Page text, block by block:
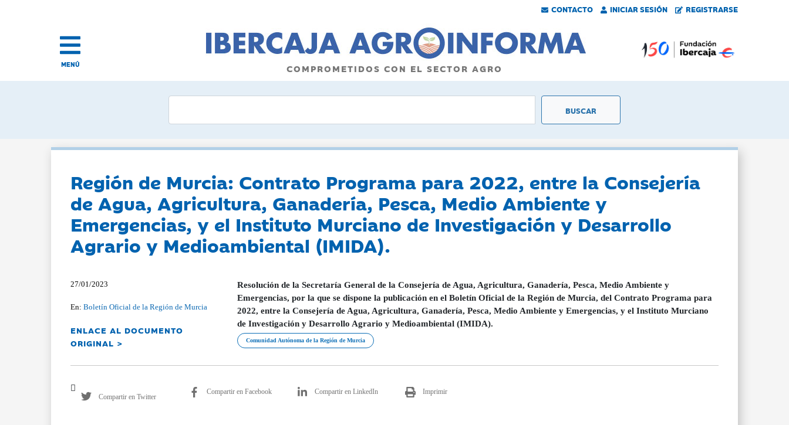
CONTACTO INICIAR SESIÓN REGISTRARSE
MENÚ COMPROMETIDOS CON EL SECTOR AGRO
Región de Murcia: Contrato Programa para 2022, entre la Consejería
de Agua, Agricultura, Ganadería, Pesca, Medio Ambiente y
Emergencias, y el Instituto Murciano de Investigación y Desarrollo
Agrario y Medioambiental (IMIDA).
27/01/2023
En:Boletín Oficial de la Región de Murcia
ENLACE AL DOCUMENTO
ORIGINAL >
Resolución de la Secretaría General de la Consejería de Agua, Agricultura, Ganadería, Pesca, Medio Ambiente y
Emergencias, por la que se dispone la publicación en el Boletín Oficial de la Región de Murcia, del Contrato Programa para
2022, entre la Consejería de Agua, Agricultura, Ganadería, Pesca, Medio Ambiente y Emergencias, y el Instituto Murciano
de Investigación y Desarrollo Agrario y Medioambiental (IMIDA).
Comunidad Autónoma de la Región de Murcia
Compartir en Twitter
Compartir en Facebook Compartir en LinkedIn Imprimir